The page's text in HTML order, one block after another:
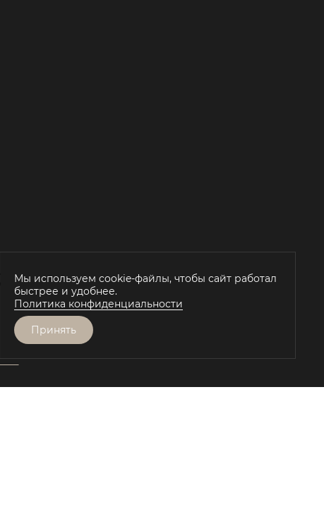
Мы используем cookie-файлы, чтобы сайт работал
быстрее и удобнее.
Политика конфиденциальности
Принять